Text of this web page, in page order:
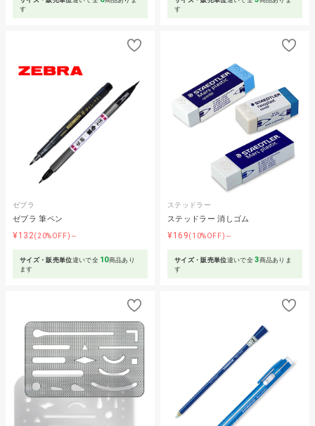
す
す
ゼブラ
ゼブラ 筆ペン
¥132(20%OFF)～
サイズ・販売単位違いで全 10商品あり
ます
ステッドラー
ステッドラー 消しゴム
¥169(10%OFF)～
サイズ・販売単位違いで全3商品ありま
す